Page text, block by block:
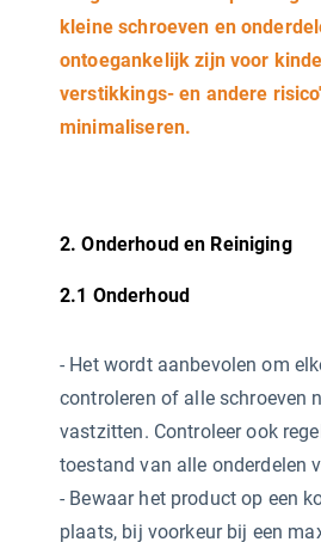
kleine schroeven en
ontoegankelijk zijn voor
verstikkings- en andere
minimaliseren.
2. Onderhoud en Reiniging
2.1 Onderhoud
- Het wordt aanbevolen om
controleren of alle schroeven
vastzitten. Controleer ook
toestand van alle onderdelen
- Bewaar het product op een
plaats, bij voorkeur bij een